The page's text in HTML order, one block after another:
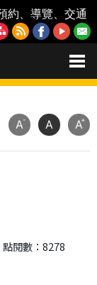
約 、導覽 、交通
A- A A+
點閱數：8278